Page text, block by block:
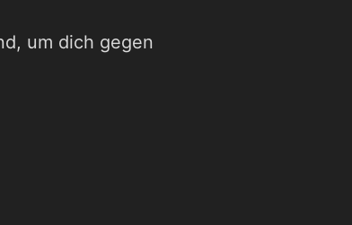
um dich gegen